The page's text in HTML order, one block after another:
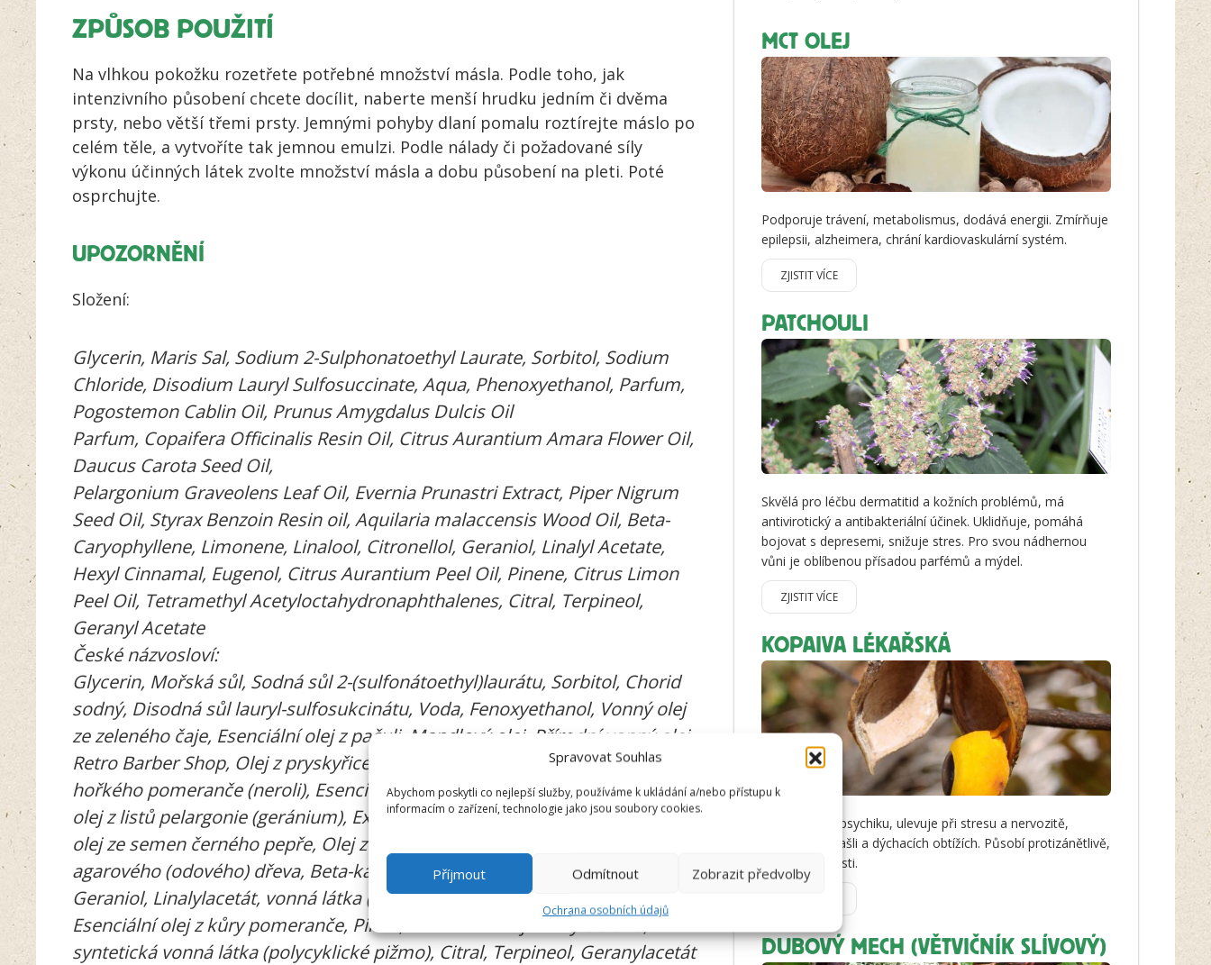
Spravovat Souhlas
Abychom poskytli co nejlepší služby, používáme k ukládání a/nebo přístupu k
informacím o zařízení, technologie jako jsou soubory cookies.
Příjmout Odmítnout Zobrazit předvolby
Ochrana osobních údajů
ZPŮSOB POUŽITÍ
Na vlhkou pokožku rozetřete potřebné množství másla. Podle toho, jak
intenzivního působení chcete docílit, naberte menší hrudku jedním či dvěma
prsty, nebo větší třemi prsty. Jemnými pohyby dlaní pomalu roztírejte máslo po
celém těle, a vytvoříte tak jemnou emulzi. Podle nálady či požadované síly
výkonu účinných látek zvolte množství másla a dobu působení na pleti. Poté
osprchujte.
UPOZORNĚNÍ
Složení:
Glycerin, Maris Sal, Sodium 2-Sulphonatoethyl Laurate, Sorbitol, Sodium
Chloride, Disodium Lauryl Sulfosuccinate, Aqua, Phenoxyethanol, Parfum,
Pogostemon Cablin Oil, Prunus Amygdalus Dulcis Oil
Parfum, Copaifera Officinalis Resin Oil, Citrus Aurantium Amara Flower Oil,
Daucus Carota Seed Oil,
Pelargonium Graveolens Leaf Oil, Evernia Prunastri Extract, Piper Nigrum
Seed Oil, Styrax Benzoin Resin oil, Aquilaria malaccensis Wood Oil, Beta-
Caryophyllene, Limonene, Linalool, Citronellol, Geraniol, Linalyl Acetate,
Hexyl Cinnamal, Eugenol, Citrus Aurantium Peel Oil, Pinene, Citrus Limon
Peel Oil, Tetramethyl Acetyloctahydronaphthalenes, Citral, Terpineol,
Geranyl Acetate
České názvosloví:
Glycerin, Mořská sůl, Sodná sůl 2-(sulfonátoethyl)laurátu, Sorbitol, Chorid
sodný, Disodná sůl lauryl-sulfosukcinátu, Voda, Fenoxyethanol, Vonný olej
ze zeleného čaje, Esenciální olej z pačuli, Mandlový olej, Přírodní vonný olej
Retro Barber Shop, Olej z pryskyřice kopaivy, Esenciální olej z květů
hořkého pomeranče (neroli), Esenciální olej ze semen mrkve, Esenciální
olej z listů pelargonie (geránium), Extrakt z dubového mechu, Esenciální
olej ze semen černého pepře, Olej z pryskyřice benzinu, Esenciální olej z
agarového (odového) dřeva, Beta-karyofylen, Limonen, Linalool, Citronellol,
Geraniol, Linalylacetát, vonná látka (skořicový aldehydový tón), Eugenol,
Esenciální olej z kůry pomeranče, Pinen, Esenciální olej z kůry citronu,
syntetická vonná látka (polycyklické pižmo), Citral, Terpineol, Geranylacetát
MCT OLEJ
Podporuje trávení, metabolismus, dodává energii. Zmírňuje
epilepsii, alzheimera, chrání kardiovaskulární systém.
ZJISTIT VÍCE
PATCHOULI
Skvělá pro léčbu dermatitid a kožních problémů, má
antivirotický a antibakteriální účinek. Uklidňuje, pomáhá
bojovat s depresemi, snižuje stres. Pro svou nádhernou
vůni je oblíbenou přísadou parfémů a mýdel.
ZJISTIT VÍCE
KOPAIVA LÉKAŘSKÁ
Harmonizuje psychiku, ulevuje při stresu a nervozitě,
pomáhá při kašli a dýchacích obtížích. Působí protizánětlivě,
zmírňuje bolesti.
DUBOVÝ MECH (VĚTVIČNÍK SLÍVOVÝ)